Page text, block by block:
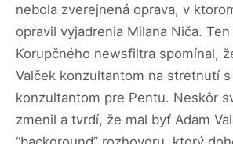
nebola zverejnená oprava, v
opravil vyjadrenia Milana Niča.
Korupčného newsfiltra spomínal,
Valček konzultantom na stretnutí
konzultantom pre Pentu. Neskôr
zmenil a tvrdí, že mal byť Adam